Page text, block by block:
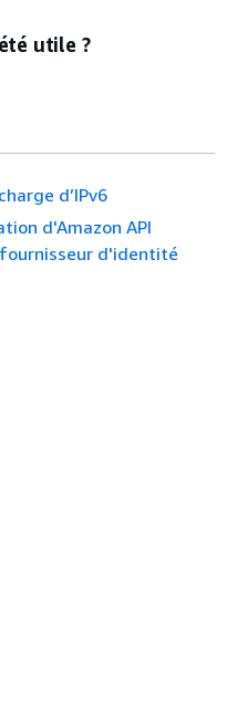
utile ?
d’IPv6
d'Amazon API
d'identité